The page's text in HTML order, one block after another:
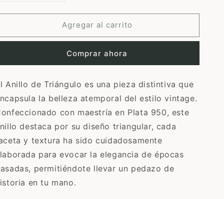
para
de
para
Anillo
de
Agregar al carrito
Comprar ahora
Anillo de Triángulo es una pieza distintiva que
la belleza atemporal del estilo vintage.
con maestría en Plata 950, este
destaca por su diseño triangular, cada
y textura ha sido cuidadosamente
para evocar la elegancia de épocas
permitiéndote llevar un pedazo de
en tu mano.